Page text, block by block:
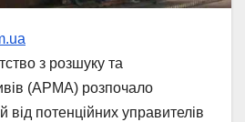
з розшуку та
(АРМА) розпочало
від потенційних управителів